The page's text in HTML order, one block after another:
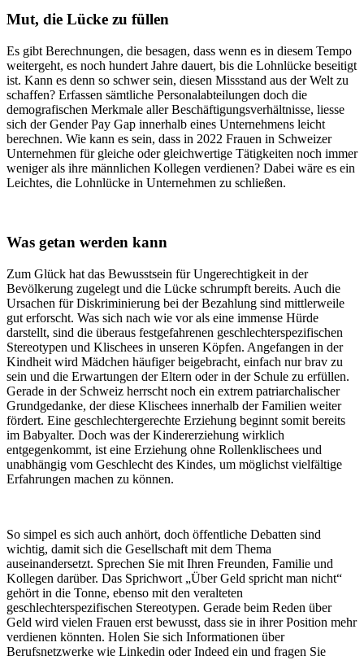
Mut, die Lücke zu füllen
Es gibt Berechnungen, die besagen, dass wenn es in diesem Tempo
weitergeht, es noch hundert Jahre dauert, bis die Lohnlücke beseitigt
ist. Kann es denn so schwer sein, diesen Missstand aus der Welt zu
schaffen? Erfassen sämtliche Personalabteilungen doch die
demografischen Merkmale aller Beschäftigungsverhältnisse, liesse
sich der Gender Pay Gap innerhalb eines Unternehmens leicht
berechnen. Wie kann es sein, dass in 2022 Frauen in Schweizer
Unternehmen für gleiche oder gleichwertige Tätigkeiten noch immer
weniger als ihre männlichen Kollegen verdienen? Dabei wäre es ein
Leichtes, die Lohnlücke in Unternehmen zu schließen.
Was getan werden kann
Zum Glück hat das Bewusstsein für Ungerechtigkeit in der
Bevölkerung zugelegt und die Lücke schrumpft bereits. Auch die
Ursachen für Diskriminierung bei der Bezahlung sind mittlerweile
gut erforscht. Was sich nach wie vor als eine immense Hürde
darstellt, sind die überaus festgefahrenen geschlechterspezifischen
Stereotypen und Klischees in unseren Köpfen. Angefangen in der
Kindheit wird Mädchen häufiger beigebracht, einfach nur brav zu
sein und die Erwartungen der Eltern oder in der Schule zu erfüllen.
Gerade in der Schweiz herrscht noch ein extrem patriarchalischer
Grundgedanke, der diese Klischees innerhalb der Familien weiter
fördert. Eine geschlechtergerechte Erziehung beginnt somit bereits
im Babyalter. Doch was der Kindererziehung wirklich
entgegenkommt, ist eine Erziehung ohne Rollenklischees und
unabhängig vom Geschlecht des Kindes, um möglichst vielfältige
Erfahrungen machen zu können.
So simpel es sich auch anhört, doch öffentliche Debatten sind
wichtig, damit sich die Gesellschaft mit dem Thema
auseinandersetzt. Sprechen Sie mit Ihren Freunden, Familie und
Kollegen darüber. Das Sprichwort „Über Geld spricht man nicht“
gehört in die Tonne, ebenso mit den veralteten
geschlechterspezifischen Stereotypen. Gerade beim Reden über
Geld wird vielen Frauen erst bewusst, dass sie in ihrer Position mehr
verdienen könnten. Holen Sie sich Informationen über
Berufsnetzwerke wie Linkedin oder Indeed ein und fragen Sie